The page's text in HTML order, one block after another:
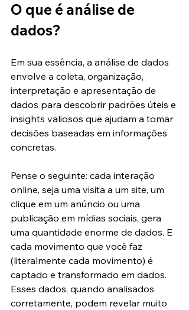
O que é análise de
dados?
Em sua essência, a análise de dados
envolve a coleta, organização,
interpretação e apresentação de
dados para descobrir padrões úteis e
insights valiosos que ajudam a tomar
decisões baseadas em informações
concretas.
Pense o seguinte: cada interação
online, seja uma visita a um site, um
clique em um anúncio ou uma
publicação em mídias sociais, gera
uma quantidade enorme de dados. E
cada movimento que você faz
(literalmente cada movimento) é
captado e transformado em dados.
Esses dados, quando analisados
corretamente, podem revelar muito